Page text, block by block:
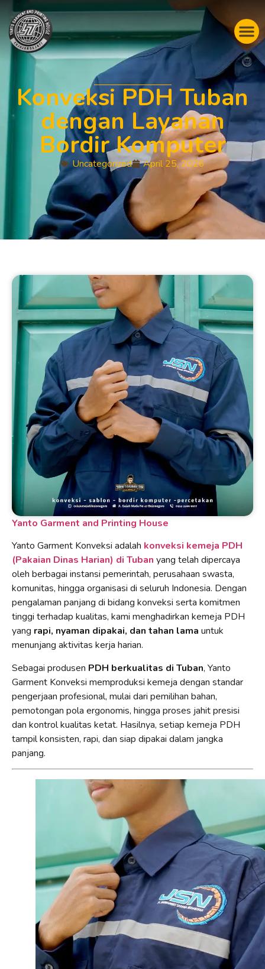
Konveksi PDH Tuban
dengan Layanan
Bordir Komputer
Uncategorized April 25, 2026
Yanto Garment and Printing House
Yanto Garment Konveksi adalah konveksi kemeja PDH
(Pakaian Dinas Harian) di Tuban yang telah dipercaya
oleh berbagai instansi pemerintah, perusahaan swasta,
komunitas, hingga organisasi di seluruh Indonesia. Dengan
pengalaman panjang di bidang konveksi serta komitmen
tinggi terhadap kualitas, kami menghadirkan kemeja PDH
yang rapi, nyaman dipakai, dan tahan lama untuk
menunjang aktivitas kerja harian.
Sebagai produsen PDH berkualitas di Tuban, Yanto
Garment Konveksi memproduksi kemeja dengan standar
pengerjaan profesional, mulai dari pemilihan bahan,
pemotongan pola ergonomis, hingga proses jahit presisi
dan kontrol kualitas ketat. Hasilnya, setiap kemeja PDH
tampil konsisten, rapi, dan siap dipakai dalam jangka
panjang.